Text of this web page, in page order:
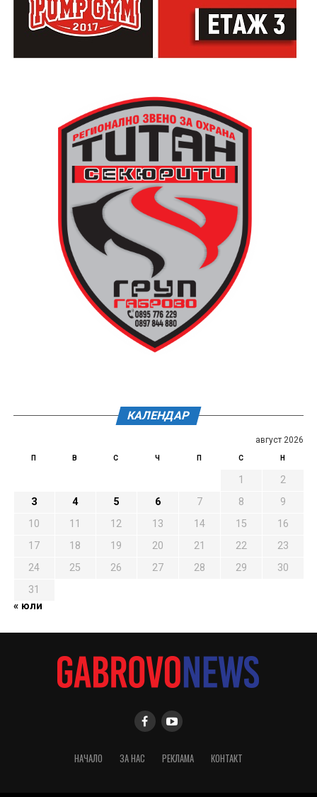
КАЛЕНДАР
август 2026
П В С Ч П С Н
1
2
3
4 5 6 7 8
9
10
11 12 13 14 15
16
17
18 19 20 21 22
23
24
25 26 27 28 29
30
31
« юли
НАЧАЛО ЗА НАС РЕКЛАМА КОНТАКТ